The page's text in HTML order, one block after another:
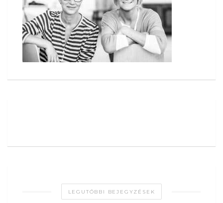
LEGUTÓBBI BEJEGYZÉSEK